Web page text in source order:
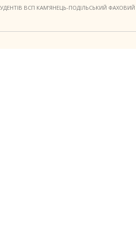
ВСП КАМ’ЯНЕЦЬ-ПОДІЛЬСЬКИЙ